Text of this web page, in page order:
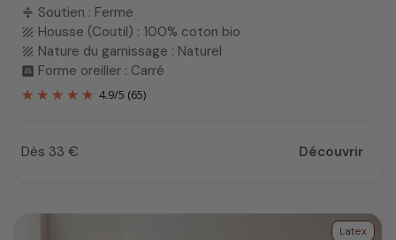
compress Soutien : Ferme
texture Housse (Coutil) : 100% coton bio
texture Nature du garnissage : Naturel
bedroom_child Forme oreiller : Carré
4.9/5 (65)
Prix
Dès 33 € Découvrir
Latex